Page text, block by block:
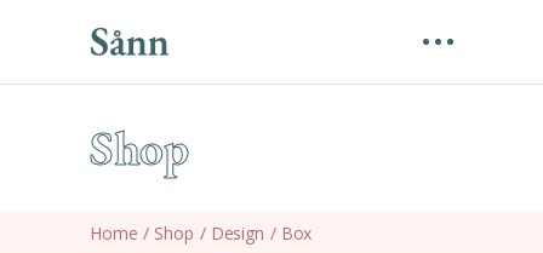
Shop
Home / Shop / Design / Box